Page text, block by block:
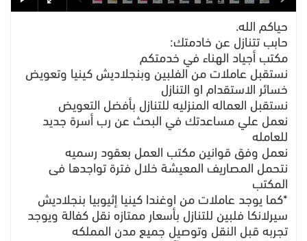
حياكم الله.
حابب تتنازل عن خادمتك:
مكتب أجياد الهناء في خدمتكم
نستقبل عاملات من الفلبين وبنجلاديش كينيا وتعويض
خسائر الاستقدام او التنازل
نستقبل العماله المنزليه للتنازل بأفضل التعويض
نعمل علي مساعدتك في البحث عن رب أسرة جديد
للعامله
نعمل وفق قوانين مكتب العمل بعقود رسميه
نتحمل المصاريف المعيشة خلال فترة تواجدها فى
المكتب
*كما يوجد عاملات من اوغندا كينيا إثيوبيا بنجلاديش
سيرلانكا فلبين للتنازل بأسعار ممتازه نقل كفالة ويوجد
تجربه قبل النقل وتوصيل جميع مدن المملكه